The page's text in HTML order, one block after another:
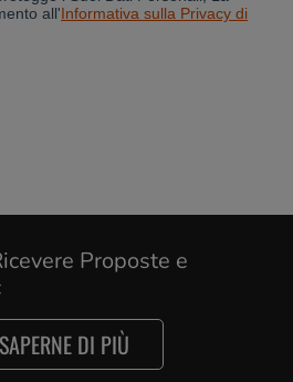
Yes, I agree
Proposte e
DI PIÙ